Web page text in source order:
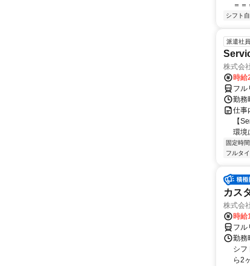
＝
シフト
派遣社員
株式会
時給
フル
勤務
仕事
【
環境
固定時
フルタ
カス
株式会
時給
フル
勤務
シフ
ら2